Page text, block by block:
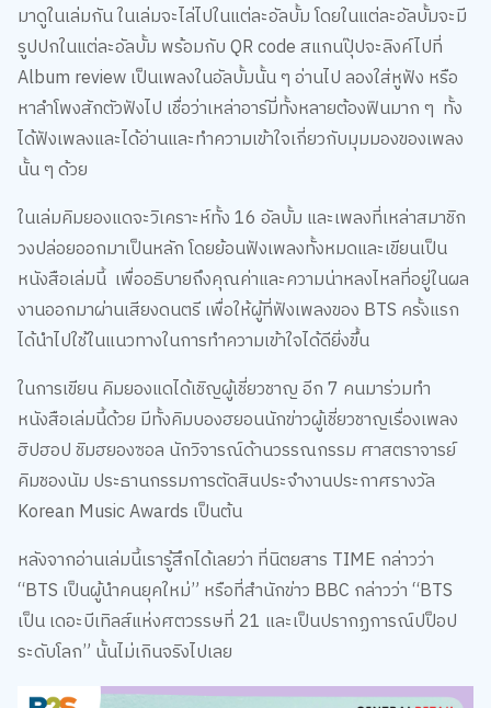
มาดูในเล่มกัน ในเล่มจะไล่ไปในแต่ละอัลบั้ม โดยในแต่ละอัลบั้มจะมี
รูปปกในแต่ละอัลบั้ม พร้อมกับ QR code สแกนปุ๊ปจะลิงค์ไปที่
Album review เป็นเพลงในอัลบั้มนั้น ๆ อ่านไป ลองใส่หูฟัง หรือ
หาลำโพงสักตัวฟังไป เชื่อว่าเหล่าอาร์มี่ทั้งหลายต้องฟินมาก ๆ ทั้ง
ได้ฟังเพลงและได้อ่านและทำความเข้าใจเกี่ยวกับมุมมองของเพลง
นั้น ๆ ด้วย
ในเล่มคิมยองแดจะวิเคราะห์ทั้ง 16 อัลบั้ม และเพลงที่เหล่าสมาชิก
วงปล่อยออกมาเป็นหลัก โดยย้อนฟังเพลงทั้งหมดและเขียนเป็น
หนังสือเล่มนี้ เพื่ออธิบายถึงคุณค่าและความน่าหลงไหลที่อยู่ในผล
งานออกมาผ่านเสียงดนตรี เพื่อให้ผู้ที่ฟังเพลงของ BTS ครั้งแรก
ได้นำไปใช้ในแนวทางในการทำความเข้าใจได้ดียิ่งขึ้น
ในการเขียน คิมยองแดได้เชิญผู้เชี่ยวชาญ อีก 7 คนมาร่วมทำ
หนังสือเล่มนี้ด้วย มีทั้งคิมบองฮยอนนักข่าวผู้เชี่ยวชาญเรื่องเพลง
ฮิปฮอป ชิมฮยองซอล นักวิจารณ์ด้านวรรณกรรม ศาสตราจารย์
คิมชองนัม ประธานกรรมการตัดสินประจำงานประกาศรางวัล
Korean Music Awards เป็นต้น
หลังจากอ่านเล่มนี้เรารู้สึกได้เลยว่า ที่นิตยสาร TIME กล่าวว่า
“BTS เป็นผู้นำคนยุคใหม่” หรือที่สำนักข่าว BBC กล่าวว่า “BTS
เป็น เดอะบีเทิลส์แห่งศตวรรษที่ 21 และเป็นปรากฏการณ์ปป็อป
ระดับโลก” นั้นไม่เกินจริงไปเลย